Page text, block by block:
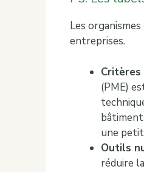
Les
entreprises.
Critères
(PME)
une
Outils
réduire